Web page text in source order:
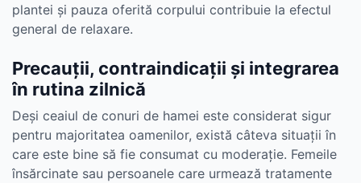
plantei și pauza oferită corpului contribuie la efectul
general de relaxare.
Precauții, contraindicații și integrarea
în rutina zilnică
Deși ceaiul de conuri de hamei este considerat sigur
pentru majoritatea oamenilor, există câteva situații în
care este bine să fie consumat cu moderație. Femeile
însărcinate sau persoanele care urmează tratamente